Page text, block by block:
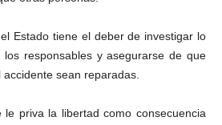
Estado tiene el deber de investigar lo
responsables y asegurarse de que
sean reparadas.
le priva la libertad como consecuencia